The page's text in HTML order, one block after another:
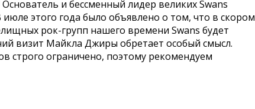
и бессменный лидер великих Swans
этого года было объявлено о том, что в скором
рок-групп нашего времени Swans будет
визит Майкла Джиры обретает особый смысл.
строго ограничено, поэтому рекомендуем